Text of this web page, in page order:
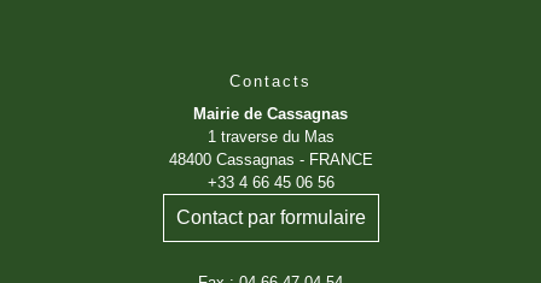
Contacts
Mairie de Cassagnas
1 traverse du Mas
48400 Cassagnas - FRANCE
+33 4 66 45 06 56
Contact par formulaire